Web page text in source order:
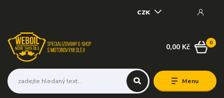
Menu
CZK
0
0,00 Kč